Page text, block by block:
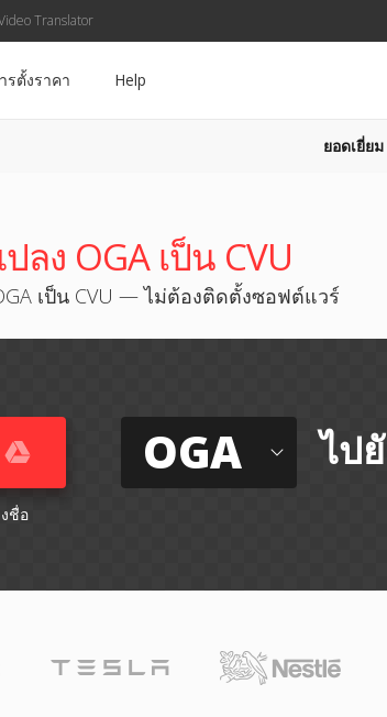
Translator
รตั้งราคา Help
ยอดเยี่ยม
ลง OGA เป็น CVU
เป็น CVU — ไม่ต้องติดตั้งซอฟต์แวร์
ชื่อ
OGA ไป